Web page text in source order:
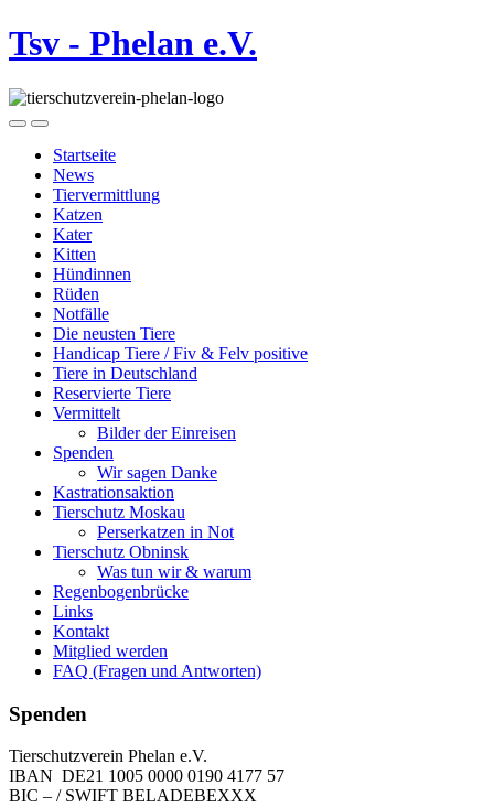
Tsv - Phelan e.V.
Startseite
News
Tiervermittlung
Katzen
Kater
Kitten
Hündinnen
Rüden
Notfälle
Die neusten Tiere
Handicap Tiere / Fiv & Felv positive
Tiere in Deutschland
Reservierte Tiere
Vermittelt
Bilder der Einreisen
Spenden
Wir sagen Danke
Kastrationsaktion
Tierschutz Moskau
Perserkatzen in Not
Tierschutz Obninsk
Was tun wir & warum
Regenbogenbrücke
Links
Kontakt
Mitglied werden
FAQ (Fragen und Antworten)
Spenden
Tierschutzverein Phelan e.V.
IBAN DE21 1005 0000 0190 4177 57
BIC – / SWIFT BELADEBEXXX